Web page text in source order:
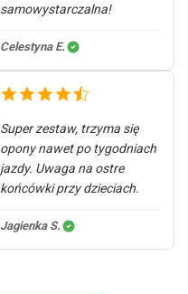
samowystarczalna!
Celestyna E.
Super zestaw, trzyma się
opony nawet po tygodniach
jazdy. Uwaga na ostre
końcówki przy dzieciach.
Jagienka S.